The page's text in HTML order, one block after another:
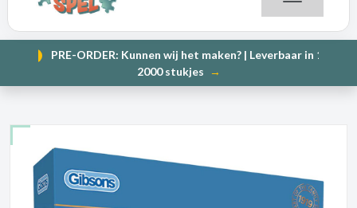
PRE-ORDER: Kunnen wij het maken? | Leverbaar in 1000 en
2000 stukjes →